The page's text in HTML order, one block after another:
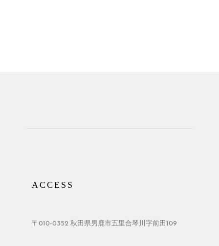
ACCESS
〒010-0352 秋田県男鹿市五里合琴川字前田109